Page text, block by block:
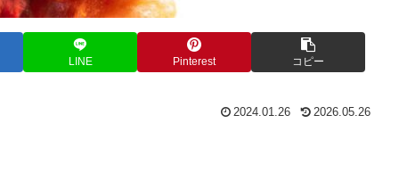
LINE Pinterest コピー
2024.01.26 2026.05.26